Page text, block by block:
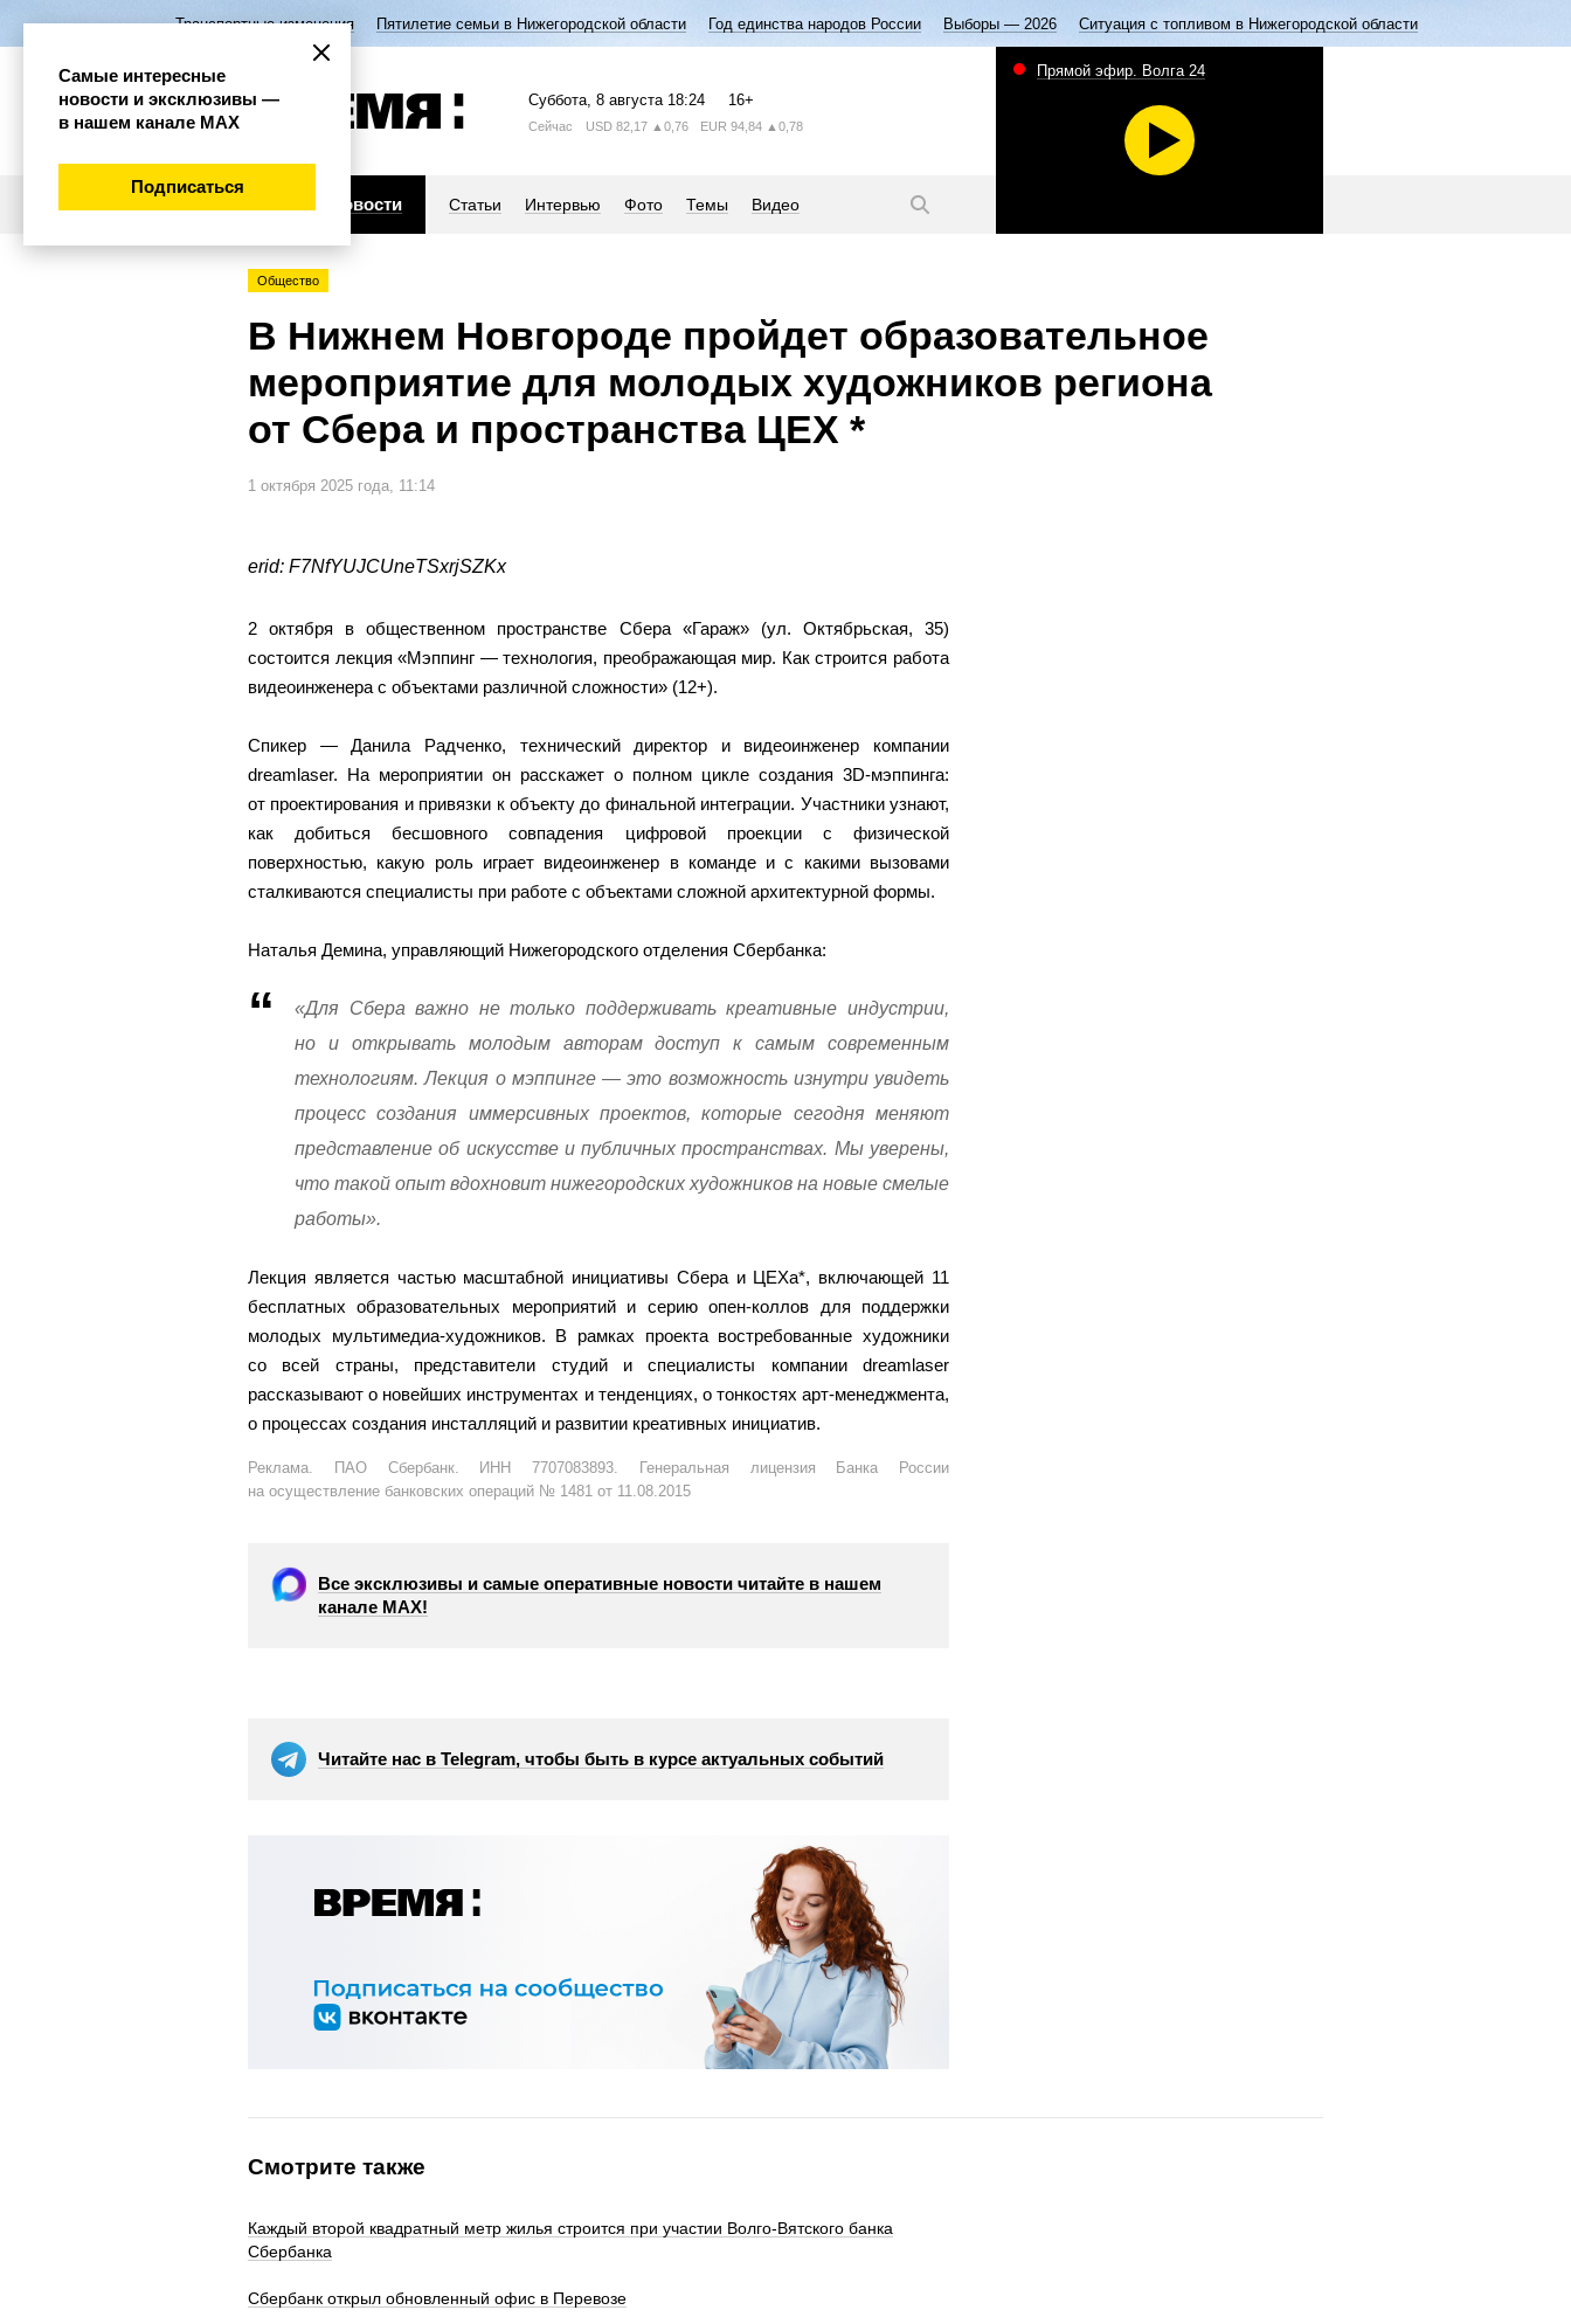
Транспортные изменения Пятилетие семьи в Нижегородской области Год единства народов России Выборы — 2026 Ситуация с топливом в Нижегородской области
Суббота, 8 августа 18:24 16+
Сейчас USD 82,17 ▲0,76 EUR 94,84 ▲0,78
Новости Статьи Интервью Фото Темы Видео
Прямой эфир. Волга 24
Общество
В Нижнем Новгороде пройдет образовательное
мероприятие для молодых художников региона
от Сбера и пространства ЦЕХ *
1 октября 2025 года, 11:14
erid: F7NfYUJCUneTSxrjSZKx
2 октября в общественном пространстве Сбера «Гараж» (ул. Октябрьская, 35)
состоится лекция «Мэппинг — технология, преображающая мир. Как строится работа
видеоинженера с объектами различной сложности» (12+).
Спикер — Данила Радченко, технический директор и видеоинженер компании
dreamlaser. На мероприятии он расскажет о полном цикле создания 3D-мэппинга:
от проектирования и привязки к объекту до финальной интеграции. Участники узнают,
как добиться бесшовного совпадения цифровой проекции с физической
поверхностью, какую роль играет видеоинженер в команде и с какими вызовами
сталкиваются специалисты при работе с объектами сложной архитектурной формы.
Наталья Демина, управляющий Нижегородского отделения Сбербанка:
«Для Сбера важно не только поддерживать креативные индустрии,
но и открывать молодым авторам доступ к самым современным
технологиям. Лекция о мэппинге — это возможность изнутри увидеть
процесс создания иммерсивных проектов, которые сегодня меняют
представление об искусстве и публичных пространствах. Мы уверены,
что такой опыт вдохновит нижегородских художников на новые смелые
работы».
Лекция является частью масштабной инициативы Сбера и ЦЕХа*, включающей 11
бесплатных образовательных мероприятий и серию опен-коллов для поддержки
молодых мультимедиа-художников. В рамках проекта востребованные художники
со всей страны, представители студий и специалисты компании dreamlaser
рассказывают о новейших инструментах и тенденциях, о тонкостях арт-менеджмента,
о процессах создания инсталляций и развитии креативных инициатив.
Реклама. ПАО Сбербанк. ИНН 7707083893. Генеральная лицензия Банка России
на осуществление банковских операций № 1481 от 11.08.2015
Все эксклюзивы и самые оперативные новости читайте в нашем
канале МАХ!
Читайте нас в Telegram, чтобы быть в курсе актуальных событий
Смотрите также
Каждый второй квадратный метр жилья строится при участии Волго-Вятского банка
Сбербанка
Сбербанк открыл обновленный офис в Перевозе
Самые интересные
новости и эксклюзивы —
в нашем канале МАХ
Подписаться